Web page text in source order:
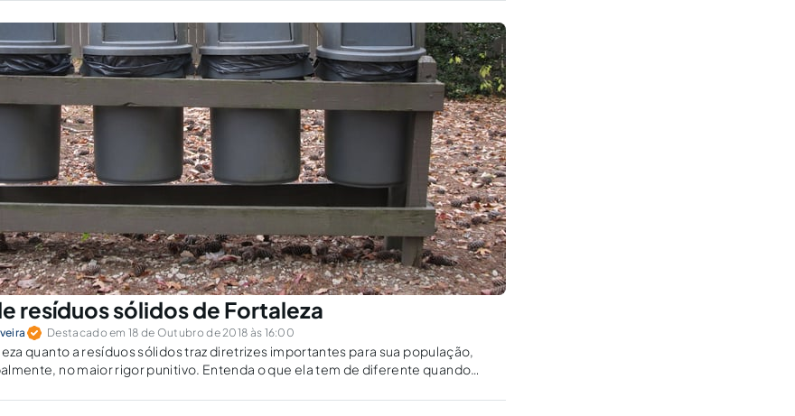
resíduos sólidos de Fortaleza
Destacado em 18 de Outubro de 2018 às 16:00
quanto a resíduos sólidos traz diretrizes importantes para sua população,
no maior rigor punitivo. Entenda o que ela tem de diferente quando